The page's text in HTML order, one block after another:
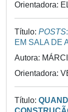
Orientadora:
Título: POSTS
EM SALA DE
Autora:
Orientadora:
Título: